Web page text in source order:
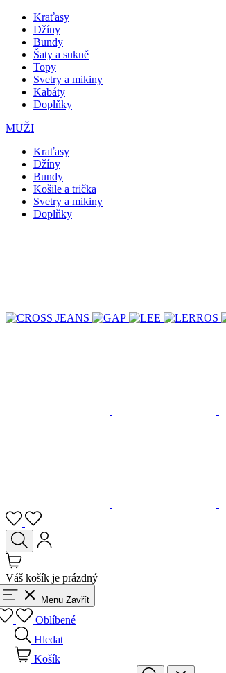
Kraťasy
Džíny
Bundy
Šaty a sukně
Topy
Svetry a mikiny
Kabáty
Doplňky
MUŽI
Kraťasy
Džíny
Bundy
Košile a trička
Svetry a mikiny
Doplňky
Váš košík je prázdný
Menu Zavřít
Oblíbené
Hledat
Košík